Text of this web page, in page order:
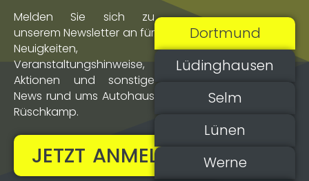
Melden Sie sich zu
unserem Newsletter an für
Neuigkeiten,
Veranstaltungs­hinweise,
Aktionen und sonstige
News rund ums Autohaus
Rüschkamp.
JETZT ANMELDEN!
Dortmund
Lüdinghausen
Selm
Lünen
Werne